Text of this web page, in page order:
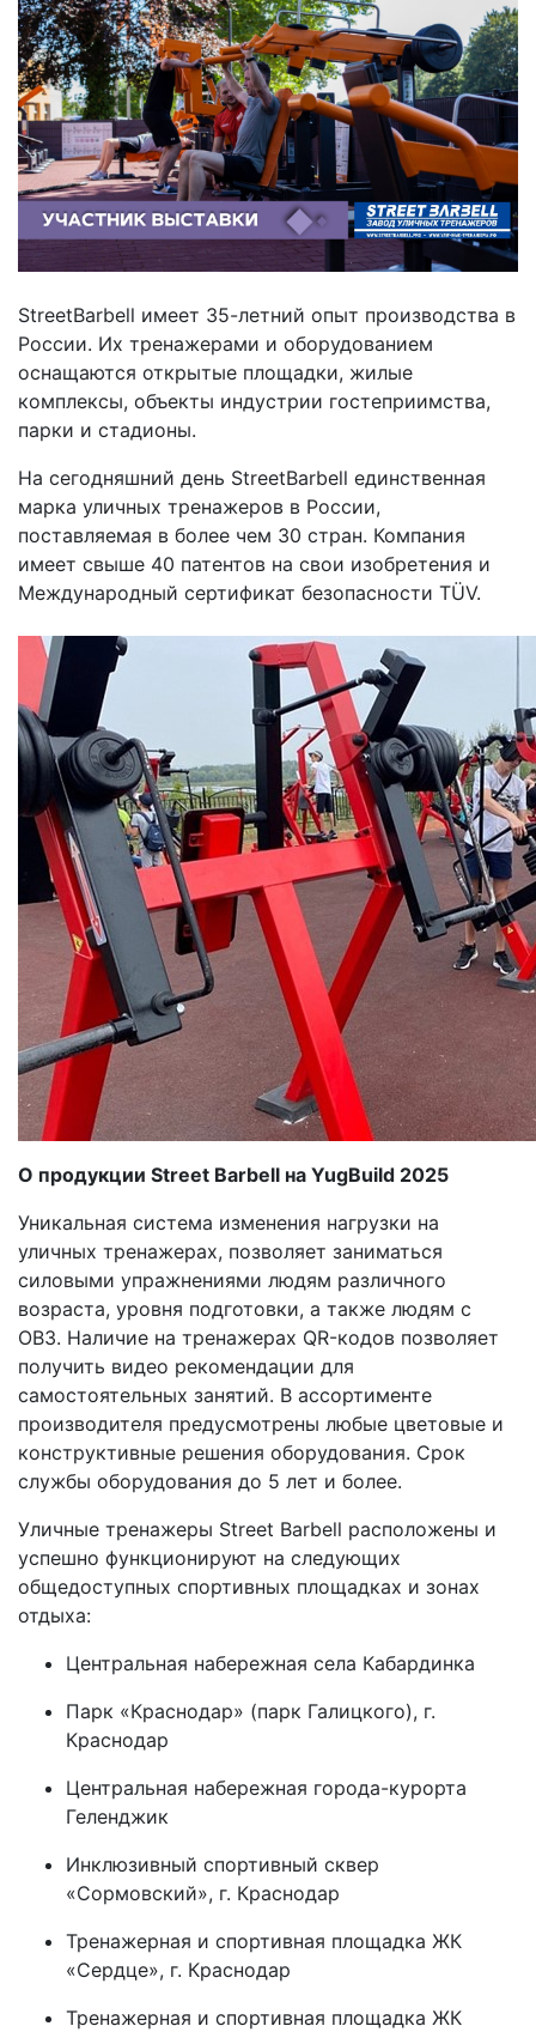
StreetBarbell имеет 35-летний опыт производства в
России. Их тренажерами и оборудованием
оснащаются открытые площадки, жилые
комплексы, объекты индустрии гостеприимства,
парки и стадионы.
На сегодняшний день StreetBarbell единственная
марка уличных тренажеров в России,
поставляемая в более чем 30 стран. Компания
имеет свыше 40 патентов на свои изобретения и
Международный сертификат безопасности TÜV.
О продукции Street Barbell на YugBuild 2025
Уникальная система изменения нагрузки на
уличных тренажерах, позволяет заниматься
силовыми упражнениями людям различного
возраста, уровня подготовки, а также людям с
ОВЗ. Наличие на тренажерах QR-кодов позволяет
получить видео рекомендации для
самостоятельных занятий. В ассортименте
производителя предусмотрены любые цветовые и
конструктивные решения оборудования. Срок
службы оборудования до 5 лет и более.
Уличные тренажеры Street Barbell расположены и
успешно функционируют на следующих
общедоступных спортивных площадках и зонах
отдыха:
Центральная набережная села Кабардинка
Парк «Краснодар» (парк Галицкого), г.
Краснодар
Центральная набережная города-курорта
Геленджик
Инклюзивный спортивный сквер
«Сормовский», г. Краснодар
Тренажерная и спортивная площадка ЖК
«Сердце», г. Краснодар
Тренажерная и спортивная площадка ЖК